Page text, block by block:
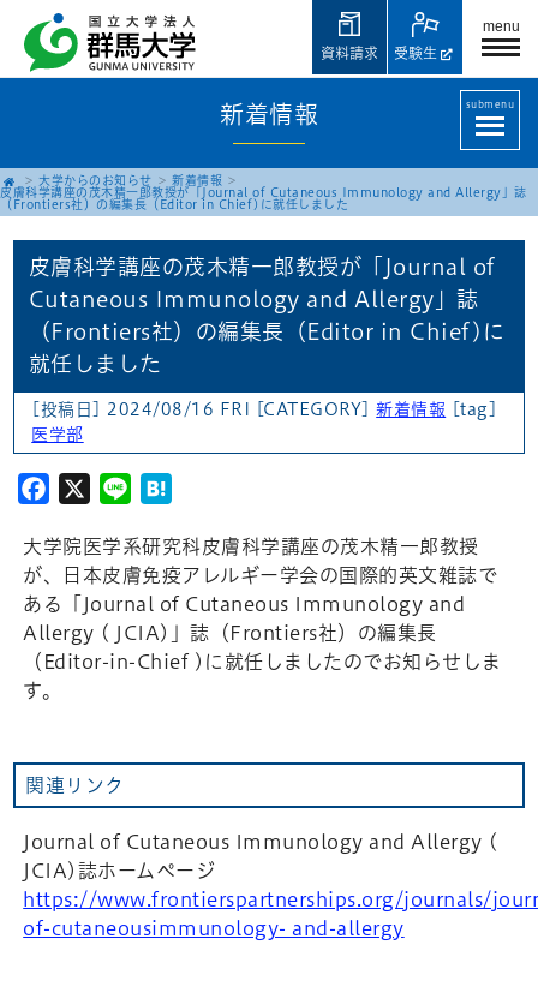
menu
受験生
資料請求
新着情報 submenu
大学からのお知らせ
新着情報
皮膚科学講座の茂木精一郎教授が「Journal of Cutaneous Immunology and Allergy」誌
（Frontiers社）の編集長（Editor in Chief)に就任しました
皮膚科学講座の茂木精一郎教授が「Journal of
Cutaneous Immunology and Allergy」誌
（Frontiers社）の編集長（Editor in Chief)に
就任しました
[投稿日] 2024/08/16 FRI [CATEGORY]新着情報 [tag]
医学部
Facebook
X Line
大学院医学系研究科皮膚科学講座の茂木精一郎教授
が、日本皮膚免疫アレルギー学会の国際的英文雑誌で
ある「Journal of Cutaneous Immunology and
Allergy ( JCIA)」誌（Frontiers社）の編集長
（Editor-in-Chief )に就任しましたのでお知らせしま
す。
関連リンク
Journal of Cutaneous Immunology and Allergy (
JCIA)誌ホームページ
https://www.frontierspartnerships.org/journals/
of-cutaneousimmunology- and-allergy